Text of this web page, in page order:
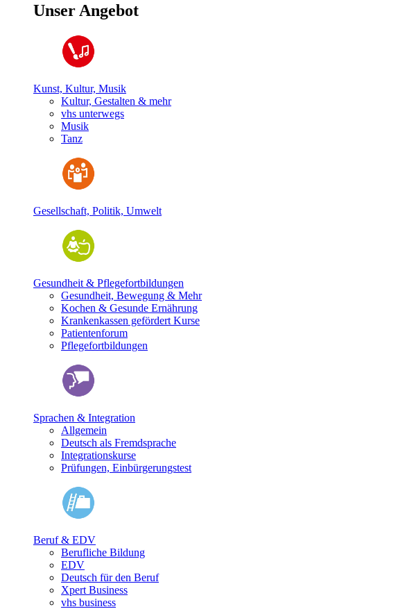
Unser Angebot
Kunst, Kultur, Musik
Kultur, Gestalten & mehr
vhs unterwegs
Musik
Tanz
Gesellschaft, Politik, Umwelt
Gesundheit & Pflegefortbildungen
Gesundheit, Bewegung & Mehr
Kochen & Gesunde Ernährung
Krankenkassen gefördert Kurse
Patientenforum
Pflegefortbildungen
Sprachen & Integration
Allgemein
Deutsch als Fremdsprache
Integrationskurse
Prüfungen, Einbürgerungstest
Beruf & EDV
Berufliche Bildung
EDV
Deutsch für den Beruf
Xpert Business
vhs business